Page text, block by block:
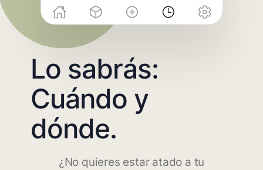
Lo sabrás:
Cuándo y
dónde.
¿No quieres estar atado a tu